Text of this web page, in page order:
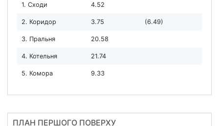
1. Сходи 4.52
2. Коридор 3.75 (6.49)
3. Пральня 20.58
4. Котельня 21.74
5. Комора 9.33
ПЛАН ПЕРШОГО ПОВЕРХУ